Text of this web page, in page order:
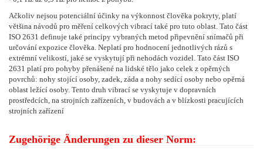
Ačkoliv nejsou potenciální účinky na výkonnost člověka pokryty, platí
většina návodů pro měření celkových vibrací také pro tuto oblast. Tato část
ISO 2631 definuje také principy vybraných metod připevnění snímačů při
určování expozice člověka. Neplatí pro hodnocení jednotlivých rázů s
extrémní velikostí, jaké se vyskytují při nehodách vozidel. Tato část ISO
2631 platí pro pohyby přenášené na lidské tělo jako celek z opěrných
povrchů: nohy stojící osoby, zadek, záda a nohy sedící osoby nebo opěrná
oblast ležící osoby. Tento druh vibrací se vyskytuje v dopravních
prostředcích, na strojních zařízeních, v budovách a v blízkosti pracujících
strojních zařízení
Zugehörige Änderungen zu dieser Norm: